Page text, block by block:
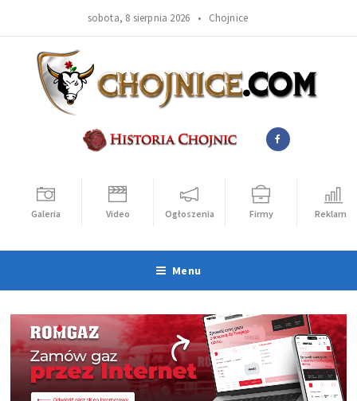
sobota, 8 sierpnia 2026 • Chojnice
Galeria Video Ogłoszenia Firmy Reklama
Menu